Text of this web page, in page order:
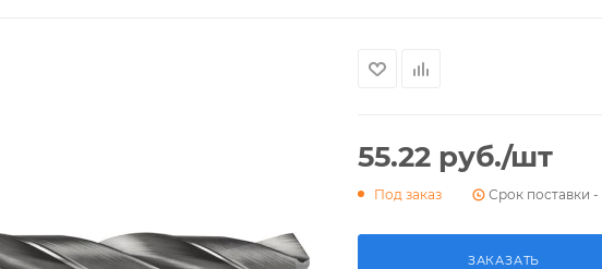
55.22 руб./шт
Под заказ Срок поставки -
ЗАКАЗАТЬ